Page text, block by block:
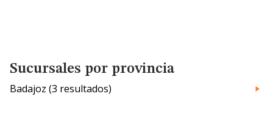
Sucursales por provincia
Badajoz (3 resultados)